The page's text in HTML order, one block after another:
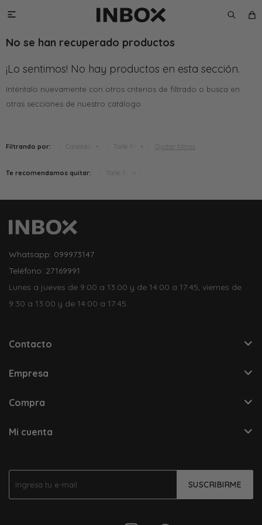

No se han recuperado productos
¡Lo sentimos! No hay productos en esta sección.
Inténtalo nuevamente con otros criterios de filtrado o busca en
otras secciones de nuestro catálogo.
Filtrando por: Calzado Talle 1- Quitar filtros
Te recomendamos quitar: Talle 1-
SUSCRIBIRME
Whatsapp: 099973147
Teléfono: 27169991
Lunes a jueves de 9:00 a 13:00 y de 14:00 a 17:45, viernes de
9:30 a 13:00 y de 14:00 a 17:45.
Contacto
Empresa
Compra
Mi cuenta